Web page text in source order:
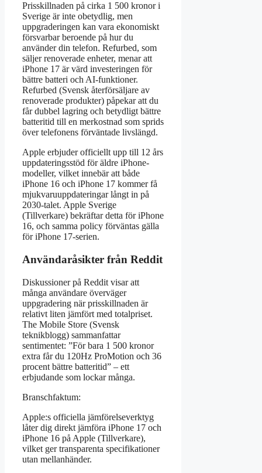
Prisskillnaden på cirka 1 500 kronor i
Sverige är inte obetydlig, men
uppgraderingen kan vara ekonomiskt
försvarbar beroende på hur du
använder din telefon. Refurbed, som
säljer renoverade enheter, menar att
iPhone 17 är värd investeringen för
bättre batteri och AI-funktioner.
Refurbed (Svensk återförsäljare av
renoverade produkter) påpekar att du
får dubbel lagring och betydligt bättre
batteritid till en merkostnad som sprids
över telefonens förväntade livslängd.
Apple erbjuder officiellt upp till 12 års
uppdateringsstöd för äldre iPhone-
modeller, vilket innebär att både
iPhone 16 och iPhone 17 kommer få
mjukvaruuppdateringar långt in på
2030-talet. Apple Sverige
(Tillverkare) bekräftar detta för iPhone
16, och samma policy förväntas gälla
för iPhone 17-serien.
Användaråsikter från Reddit
Diskussioner på Reddit visar att
många användare överväger
uppgradering när prisskillnaden är
relativt liten jämfört med totalpriset.
The Mobile Store (Svensk
teknikblogg) sammanfattar
sentimentet: ”För bara 1 500 kronor
extra får du 120Hz ProMotion och 36
procent bättre batteritid” – ett
erbjudande som lockar många.
Branschfaktum:
Apple:s officiella jämförelseverktyg
låter dig direkt jämföra iPhone 17 och
iPhone 16 på Apple (Tillverkare),
vilket ger transparenta specifikationer
utan mellanhänder.